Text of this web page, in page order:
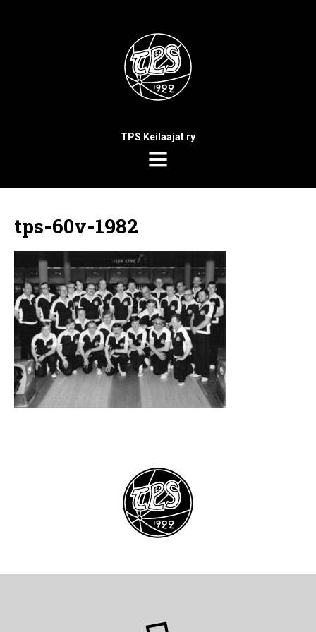
TPS Keilaajat ry
MENU
tps-60v-1982